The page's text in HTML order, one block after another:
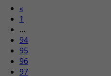
«
1
...
94
95
96
97